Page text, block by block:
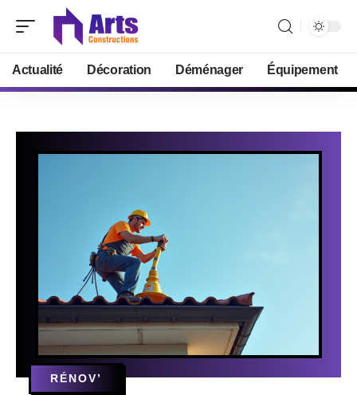
Actualité Décoration Déménager Équipement
RÉNOV’